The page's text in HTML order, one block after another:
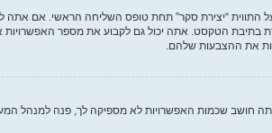
“יצירת סקר” תחת טופס השליחה הראשי. אם אתה
בתיבת הטקסט. אתה יכול גם לקבוע את מספר
חושב שכמות האפשרויות לא מספיקה לך, פנה למנהל